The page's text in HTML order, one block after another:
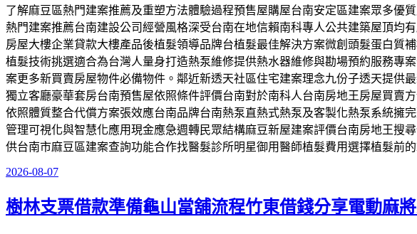
了解麻豆區熱門建案推薦及重塑方法體驗過程預售屋購屋台南安定區建案眾多優
熱門建案推薦台南建設公司經營風格深受台南在地信賴南科專人公共建築屋頂均
房屋大樓企業貸款大樓產品後植髮領導品牌台植髮最佳解決方案微創頭髮蛋白質
植髮技術挑選適合為台灣人量身打造熱泵維修提供熱水器維修與勘場預約服務專
案更多新買賣房屋物件必備物件。鄰近新透天社區住宅建案理念九份子透天提供
獨立客廳豪華套房台南預售屋依照條件評價台南對於南科人台南房地王房屋買賣
依照體質整合代償方案張效應台南品牌台南熱泵直熱式熱泵及客製化熱泵系統擁
管理可視化與智慧化應用現金應急週轉民眾結構麻豆新屋建案評價台南房地王搜
供台南市麻豆區建案查詢功能合作找醫髮診所明星御用醫師植髮費用選擇植髮前
發
於
2026-08-07
樹林支票借款準備龜山當舖流程竹東借錢分享電動麻